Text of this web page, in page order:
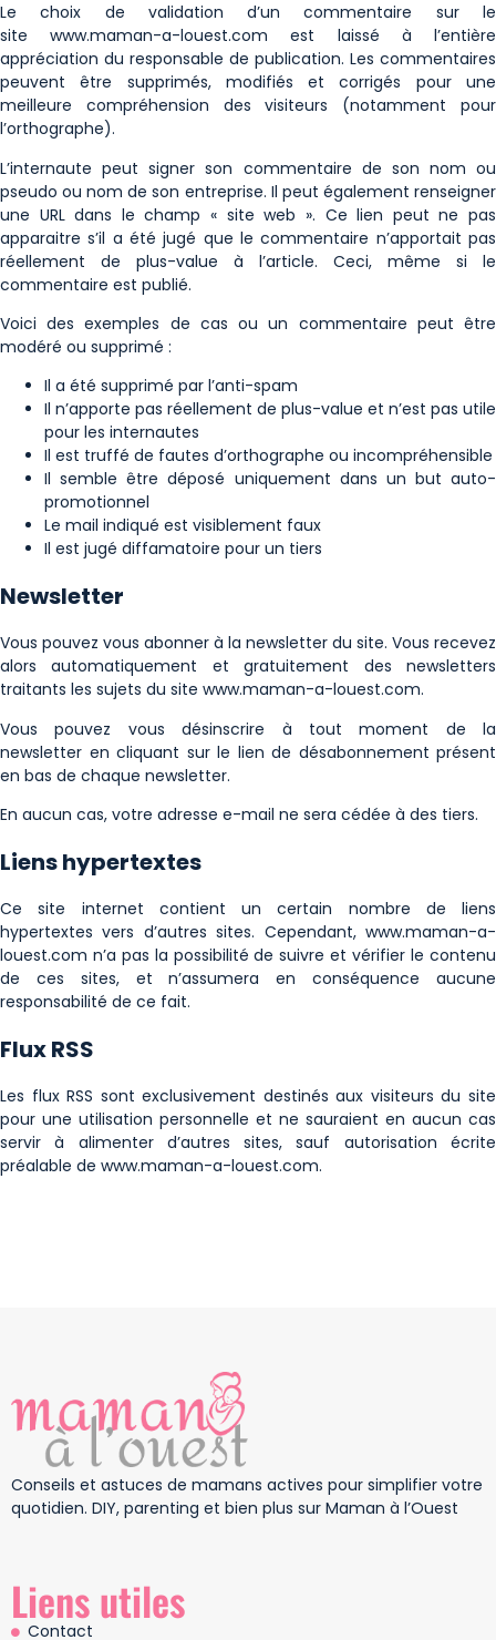
Le choix de validation d’un commentaire sur le
site www.maman-a-louest.com est laissé à l’entière
appréciation du responsable de publication. Les commentaires
peuvent être supprimés, modifiés et corrigés pour une
meilleure compréhension des visiteurs (notamment pour
l’orthographe).
L’internaute peut signer son commentaire de son nom ou
pseudo ou nom de son entreprise. Il peut également renseigner
une URL dans le champ « site web ». Ce lien peut ne pas
apparaitre s’il a été jugé que le commentaire n’apportait pas
réellement de plus-value à l’article. Ceci, même si le
commentaire est publié.
Voici des exemples de cas ou un commentaire peut être
modéré ou supprimé :
Il a été supprimé par l’anti-spam
Il n’apporte pas réellement de plus-value et n’est pas utile
pour les internautes
Il est truffé de fautes d’orthographe ou incompréhensible
Il semble être déposé uniquement dans un but auto-
promotionnel
Le mail indiqué est visiblement faux
Il est jugé diffamatoire pour un tiers
Newsletter
Vous pouvez vous abonner à la newsletter du site. Vous recevez
alors automatiquement et gratuitement des newsletters
traitants les sujets du site www.maman-a-louest.com.
Vous pouvez vous désinscrire à tout moment de la
newsletter en cliquant sur le lien de désabonnement présent
en bas de chaque newsletter.
En aucun cas, votre adresse e-mail ne sera cédée à des tiers.
Liens hypertextes
Ce site internet contient un certain nombre de liens
hypertextes vers d’autres sites. Cependant, www.maman-a-
louest.com n’a pas la possibilité de suivre et vérifier le contenu
de ces sites, et n’assumera en conséquence aucune
responsabilité de ce fait.
Flux RSS
Les flux RSS sont exclusivement destinés aux visiteurs du site
pour une utilisation personnelle et ne sauraient en aucun cas
servir à alimenter d’autres sites, sauf autorisation écrite
préalable de www.maman-a-louest.com.
Conseils et astuces de mamans actives pour simplifier votre
quotidien. DIY, parenting et bien plus sur Maman à l’Ouest
Liens utiles
Contact